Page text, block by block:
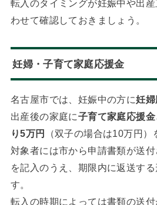
転入のタイミングが妊娠中や出
わせて確認しておきましょう。
妊婦・子育て家庭応援金
名古屋市では、妊娠中の方に妊婦
出産後の家庭に子育て家庭応援
り5万円
（双子の場合は10万円）
対象者には市から申請書類が送
を記入のうえ、期限内に返送す
す。
転入の時期によっては書類の送